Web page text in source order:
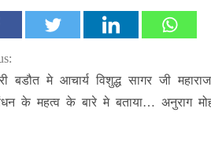
बडौत मे आचार्य विशुद्ध सागर जी
के महत्व के बारे मे बताया… अनुराग